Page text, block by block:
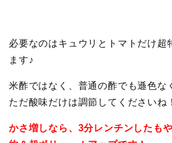
必要なのはキュウリとトマトだけ超
ます♪
米酢ではなく、普通の酢でも遜色な
ただ酸味だけは調節してくださいね！
かさ増しなら、3分レンチンしたも